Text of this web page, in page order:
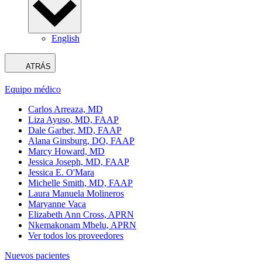
English
ATRÁS
Equipo médico
Carlos Arreaza, MD
Liza Ayuso, MD, FAAP
Dale Garber, MD, FAAP
Alana Ginsburg, DO, FAAP
Marcy Howard, MD
Jessica Joseph, MD, FAAP
Jessica E. O'Mara
Michelle Smith, MD, FAAP
Laura Manuela Molineros
Maryanne Vaca
Elizabeth Ann Cross, APRN
Nkemakonam Mbelu, APRN
Ver todos los proveedores
Nuevos pacientes